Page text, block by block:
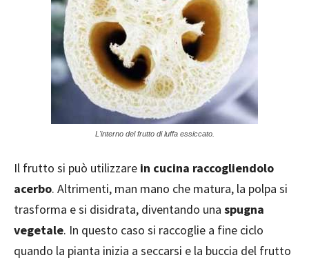
L'interno del frutto di luffa essiccato.
Il frutto si può utilizzare in cucina raccogliendolo
acerbo. Altrimenti, man mano che matura, la polpa si
trasforma e si disidrata, diventando una spugna
vegetale. In questo caso si raccoglie a fine ciclo
quando la pianta inizia a seccarsi e la buccia del frutto